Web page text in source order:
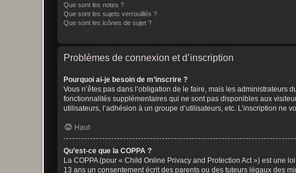
Que sont les notes ?
Que sont les sujets verrouillés ?
Que sont les icônes de sujet ?
Problèmes de connexion et d’inscription
Pourquoi ai-je besoin de m’inscrire ?
Vous n’êtes pas dans l’obligation de le faire, mais les
fonctionnalités supplémentaires qui ne sont pas disponibles aux
utilisateurs, l’adhésion à un groupe d’utilisateurs, etc. L’inscription ne
Haut
Qu’est-ce que la COPPA ?
La COPPA (pour « Child Online Privacy and Protection Act ») est une
13 ans un consentement écrit des parents ou des tuteurs légaux des